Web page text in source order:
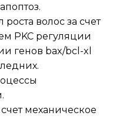
волос за счет
PKC регуляции
генов bax/bcl-xl
механическое